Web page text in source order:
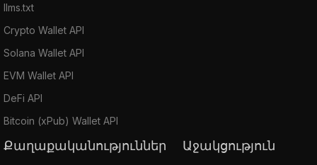
llms.txt
Crypto Wallet API
Solana Wallet API
EVM Wallet API
DeFi API
Bitcoin (xPub) Wallet API
Քաղաքականություններ Աջակցություն